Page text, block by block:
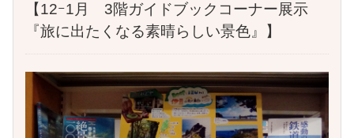
【12ｰ1月 3階ガイドブックコーナー展示
『旅に出たくなる素晴らしい景色』】